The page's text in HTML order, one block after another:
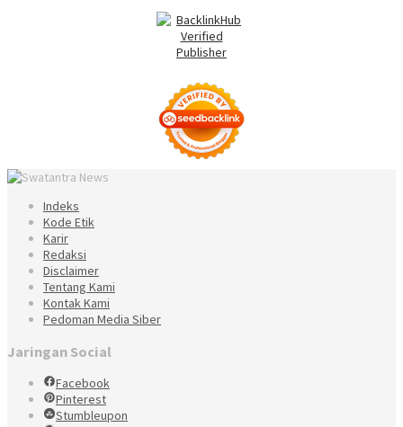
Indeks
Kode Etik
Karir
Redaksi
Disclaimer
Tentang Kami
Kontak Kami
Pedoman Media Siber
Jaringan Social
Facebook
Pinterest
Stumbleupon